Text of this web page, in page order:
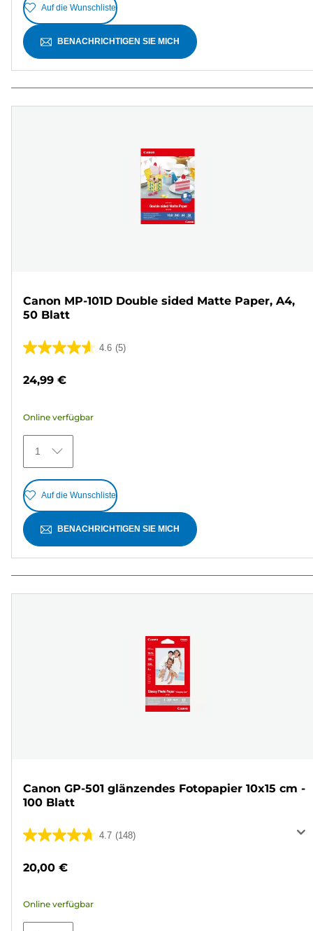
Auf die Wunschliste
BENACHRICHTIGEN SIE MICH
Canon MP-101D Double sided Matte Paper, A4,
50 Blatt
4.6 (5)
4.6
5
Bewertungen
24,99 €
Online verfügbar
1
Auf die Wunschliste
BENACHRICHTIGEN SIE MICH
Canon GP-501 glänzendes Fotopapier 10x15 cm -
100 Blatt
4.7 (148)
4.7
5
148
Bewertungen
20,00 €
Online verfügbar